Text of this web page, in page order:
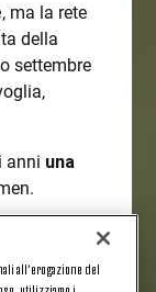
, ma la rete
della
settembre
anni una
atitolo
all’erogazione del